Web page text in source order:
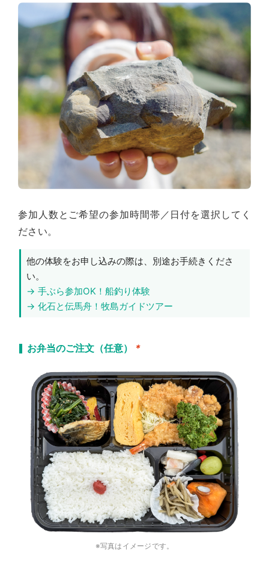
参加人数とご希望の参加時間帯／日付を選択してく
ださい。
他の体験をお申し込みの際は、別途お手続きくださ
い。
→ 手ぶら参加OK！船釣り体験
→ 化石と伝馬舟！牧島ガイドツアー
お弁当のご注文（任意） *
※写真はイメージです。